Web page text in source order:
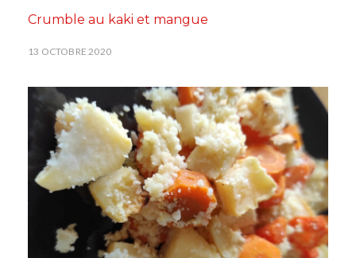
Crumble au kaki et mangue
13 OCTOBRE 2020